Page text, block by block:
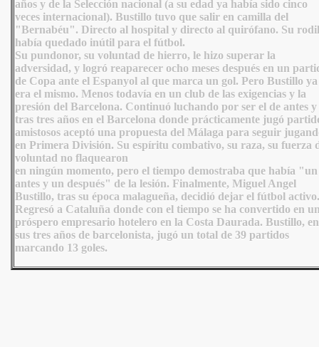
años y de la Selección nacional (a su edad ya había sido cinco
veces internacional). Bustillo tuvo que salir en camilla del
"Bernabéu". Directo al hospital y directo al quirófano. Su
había quedado inútil para el fútbol.
Su pundonor, su voluntad de hierro, le hizo superar la
adversidad, y logró reaparecer ocho meses después en un
de Copa ante el Espanyol al que marca un gol. Pero Bustillo
era el mismo. Menos todavía en un club de las exigencias y la
presión del Barcelona. Continuó luchando por ser el de antes y
tras tres años en el Barcelona donde prácticamente jugó
amistosos aceptó una propuesta del Málaga para seguir
en Primera División. Su espíritu combativo, su raza, su fuerza
voluntad no flaquearon
en ningún momento, pero el tiempo demostraba que había "un
antes y un después" de la lesión. Finalmente, Miguel Angel
Bustillo, tras su época malagueña, decidió dejar el fútbol activo.
Regresó a Cataluña donde con el tiempo se ha convertido en
próspero empresario hotelero en la Costa Daurada. Bustillo, en
sus tres años de barcelonista, jugó un total de 39 partidos
marcando 13 goles.